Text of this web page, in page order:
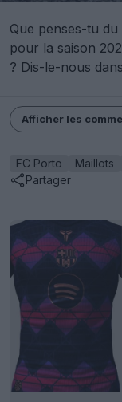
Que penses-tu
pour la saison
? Dis-le-nous
Afficher les
FC Porto Maillots
Partager